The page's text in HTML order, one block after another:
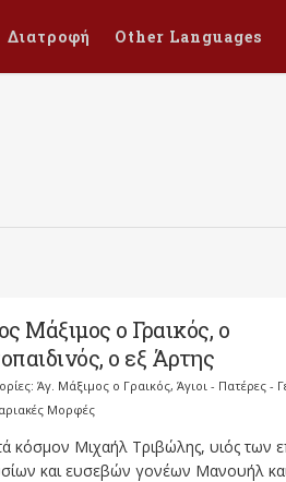
Διατροφή Other Languages
Μάξιμος ο Γραικός, ο
ο εξ Άρτης
Άγ. Μάξιμος ο Γραικός, Άγιοι - Πατέρες -
Μορφές
κόσμον Μιχαήλ Τριβώλης, υιός των
και ευσεβών γονέων Μανουήλ